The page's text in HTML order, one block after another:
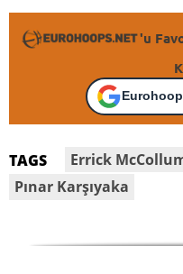
'u
TAGS Errick
Pınar Karşıyaka